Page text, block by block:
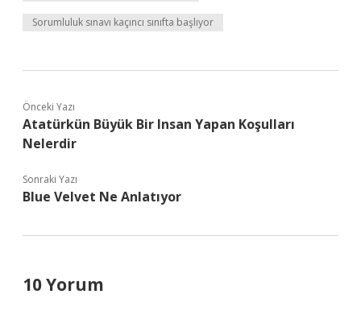
Sorumluluk sınavı kaçıncı sınıfta başlıyor
Önceki Yazı
Atatürkün Büyük Bir Insan Yapan Koşulları
Nelerdir
Sonraki Yazı
Blue Velvet Ne Anlatıyor
10 Yorum